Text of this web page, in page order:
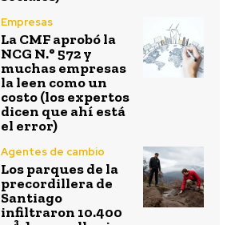
Empresas
La CMF aprobó la
NCG N.° 572 y
muchas empresas
la leen como un
costo (los expertos
dicen que ahí está
el error)
Agentes de cambio
Los parques de la
precordillera de
Santiago
infiltraron 10.400